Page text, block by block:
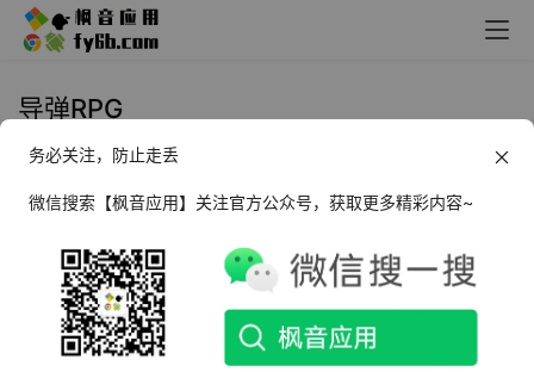
导弹RPG
2024年2月5日
务必关注，防止走丢
微信搜索【枫音应用】关注官方公众号，获取更多精彩内容~